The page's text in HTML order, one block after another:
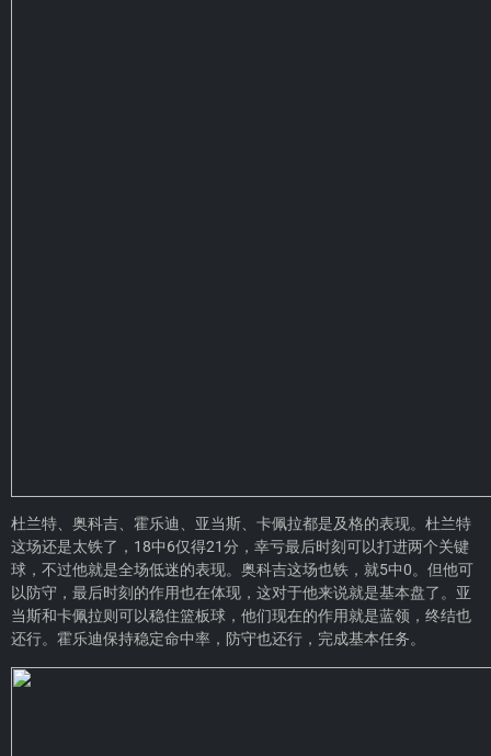
杜兰特、奥科吉、霍乐迪、亚当斯、卡佩拉都是及格的表现。杜兰特
这场还是太铁了，18中6仅得21分，幸亏最后时刻可以打进两个关键
球，不过他就是全场低迷的表现。奥科吉这场也铁，就5中0。但他可
以防守，最后时刻的作用也在体现，这对于他来说就是基本盘了。亚
当斯和卡佩拉则可以稳住篮板球，他们现在的作用就是蓝领，终结也
还行。霍乐迪保持稳定命中率，防守也还行，完成基本任务。